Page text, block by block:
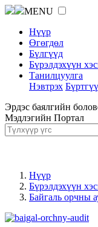
MENU
Нүүр
Өгөгдөл
Бүлгүүд
Бүрэлдэхүүн
Танилцуулга
Нэвтрэх
Эрдэс баялгийн
Мэдлэгийн Портал
Нүүр
Бүрэлдэхүүн
Байгаль орчны